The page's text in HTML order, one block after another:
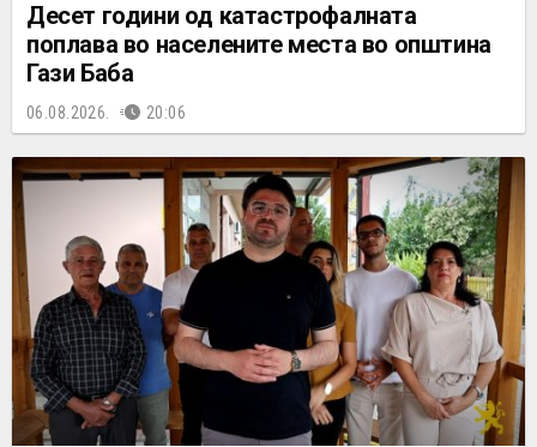
Десет години од катастрофалната
поплава во населените места во општина
Гази Баба
06.08.2026. 20:06